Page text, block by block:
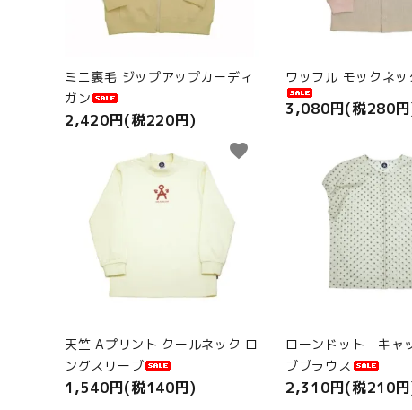
ミニ裏毛 ジップアップカーディ
ガン
2,420円(税220円)
ワッフル モックネッ
3,080円(税280
天竺 Aプリント クールネック ロ
ングスリーブ
1,540円(税140円)
favorite
ローンドット キャ
ブブラウス
2,310円(税210